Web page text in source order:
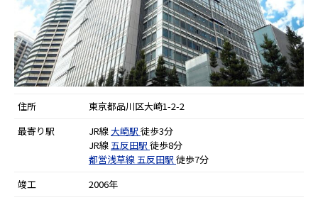
住所
東京都品川区大崎1-2-2
最寄り駅
JR線大崎駅 徒歩3分
JR線 五反田駅 徒歩8分
都営浅草線 五反田駅 徒歩7分
竣工
2006年